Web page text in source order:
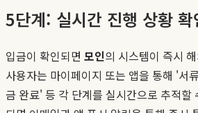
5단계: 실시간 진행 상황 확
입금이 확인되면 모인의 시스템이 즉시
사용자는 마이페이지 또는 앱을 통해 '서
금 완료' 등 각 단계를 실시간으로 추적할